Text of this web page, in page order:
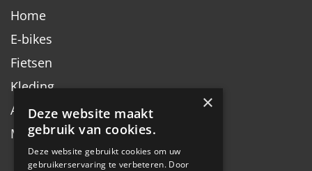
Home
E-bikes
Fietsen
Kleding
Accessoires
Merken
×
Deze website maakt
gebruik van cookies.
Deze website gebruikt cookies om uw
gebruikerservaring te verbeteren. Door